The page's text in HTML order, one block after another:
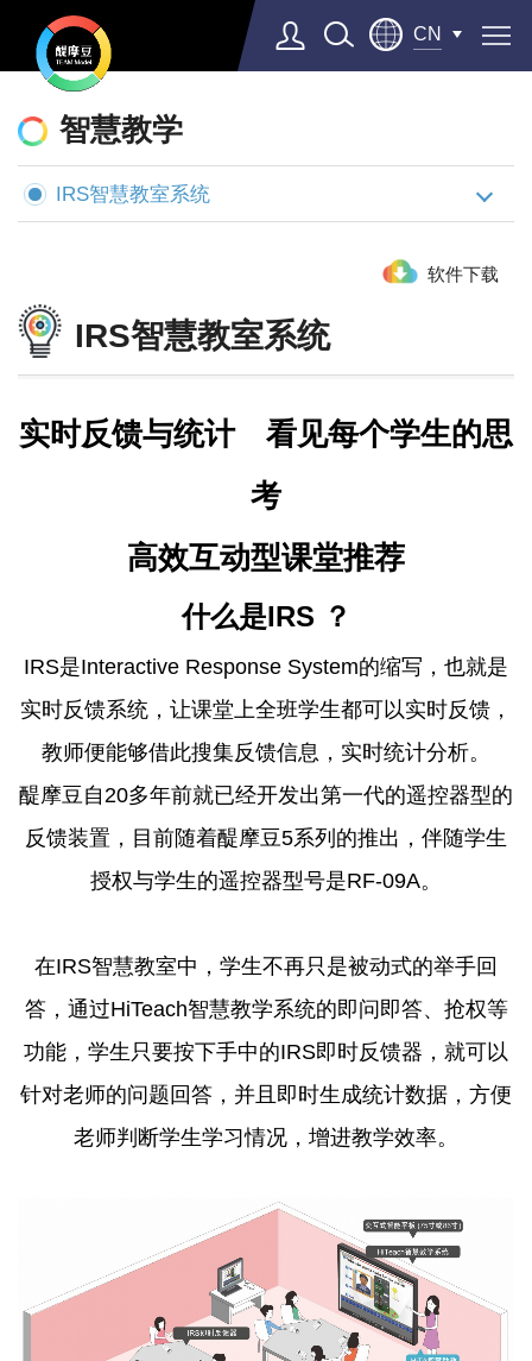
CN
摩
豆
AI
学
校
智慧教学
IRS智慧教室系统
软件下载
IRS智慧教室系统
实时反馈与统计 看见每个学生的思
考
高效互动型课堂推荐
什么是IRS ？
IRS是Interactive Response System的缩写，也就是
实时反馈系统，让课堂上全班学生都可以实时反馈，
教师便能够借此搜集反馈信息，实时统计分析。
醍摩豆自20多年前就已经开发出第一代的遥控器型的
反馈装置，目前随着醍摩豆5系列的推出，伴随学生
授权与学生的遥控器型号是RF-09A。
在IRS智慧教室中，学生不再只是被动式的举手回
答，通过HiTeach智慧教学系统的即问即答、抢权等
功能，学生只要按下手中的IRS即时反馈器，就可以
针对老师的问题回答，并且即时生成统计数据，方便
老师判断学生学习情况，增进教学效率。